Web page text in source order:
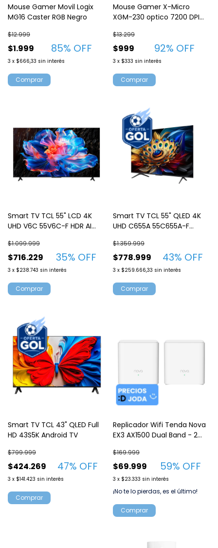
Mouse Gamer Movil Logix
MG16 Caster RGB Negro
$1.999
$12.999
85% OFF
3 x $666,33 sin interés
Mouse Gamer X-Micro
XGM-230 optico 7200 DPI
$999
$13.299
92% OFF
3 x $333 sin interés
Smart TV TCL 55" LCD 4K
UHD V6C 55V6C-F HDR AI
$716.229
$1.099.999
35% OFF
3 x $238.743 sin interés
Smart TV TCL 55" QLED 4K
UHD C655A 55C655A-F
$778.999
$1.359.999
43% OFF
3 x $259.666,33 sin interés
Smart TV TCL 43" QLED Full
HD 43S5K Android TV
$424.269
$799.999
47% OFF
3 x $141.423 sin interés
Replicador Wifi Tenda Nova
EX3 AX1500 Dual Band - 2
$69.999
$169.999
59% OFF
3 x $23.333 sin interés
¡No te lo pierdas, es el último!